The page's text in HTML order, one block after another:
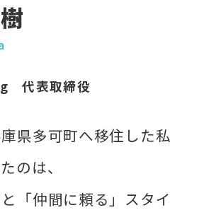
代表取締役
県多可町へ移住した私
のは、
と「仲間に頼る」スタイ